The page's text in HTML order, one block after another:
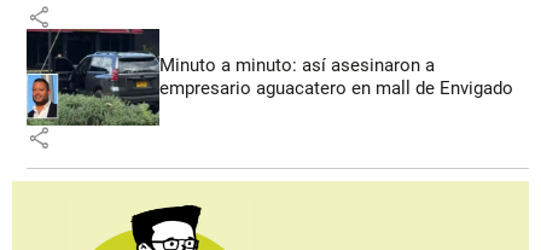
share
Minuto a minuto: así asesinaron a
empresario aguacatero en mall de Envigado
share